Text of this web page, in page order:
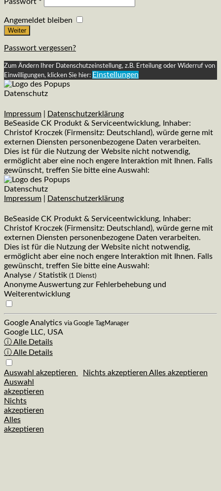
Angemeldet bleiben
Weiter
Passwort vergessen?
Zum Ändern Ihrer Datenschutzeinstellung, z.B. Erteilung oder Widerruf von
Einwilligungen, klicken Sie hier: Einstellungen
Datenschutz
Impressum
Datenschutzerklärung
BeSeaside CK Produkt & Serviceentwicklung, Inhaber:
Christof Kroczek (Firmensitz: Deutschland), würde gerne mit
externen Diensten personenbezogene Daten verarbeiten.
Dies ist für die Nutzung der Website nicht notwendig,
ermöglicht aber eine noch engere Interaktion mit Ihnen. Falls
gewünscht, treffen Sie bitte eine Auswahl:
Datenschutz
Impressum
Datenschutzerklärung
BeSeaside CK Produkt & Serviceentwicklung, Inhaber:
Christof Kroczek (Firmensitz: Deutschland), würde gerne mit
externen Diensten personenbezogene Daten verarbeiten.
Dies ist für die Nutzung der Website nicht notwendig,
ermöglicht aber eine noch engere Interaktion mit Ihnen. Falls
gewünscht, treffen Sie bitte eine Auswahl:
Analyse / Statistik (1 Dienst)
Anonyme Auswertung zur Fehlerbehebung und
Weiterentwicklung
Google Analytics via Google TagManager
Google LLC, USA
ⓘ Alle Details
ⓘ Alle Details
Auswahl akzeptieren Nichts akzeptieren Alles akzeptieren
Auswahl
akzeptieren
Nichts
akzeptieren
Alles
akzeptieren